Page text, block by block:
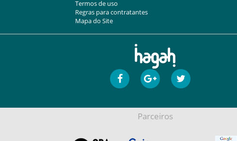
Termos de uso
Regras para contratantes
Mapa do Site
Parceiros